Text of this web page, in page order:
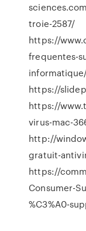
troie-2587/
https://
frequentes-
https://
https://
virus-mac-
http://
gratuit-
https://
Consumer-
%C3%A0-